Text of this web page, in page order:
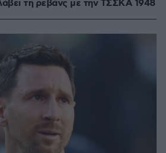
τη ρεβάνς με την ΤΣΣΚΑ 1948